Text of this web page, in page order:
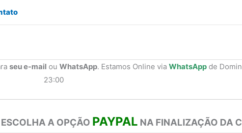
seu e-mail ou WhatsApp. Estamos Online via WhatsAppde
23:00
A OPÇÃO PAYPAL NA FINALIZAÇÃO DA